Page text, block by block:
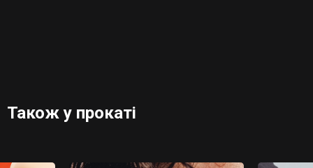
Також у прокаті